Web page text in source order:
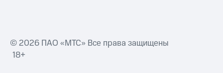
© 2026 ПАО «МТС» Все права защищены
18+